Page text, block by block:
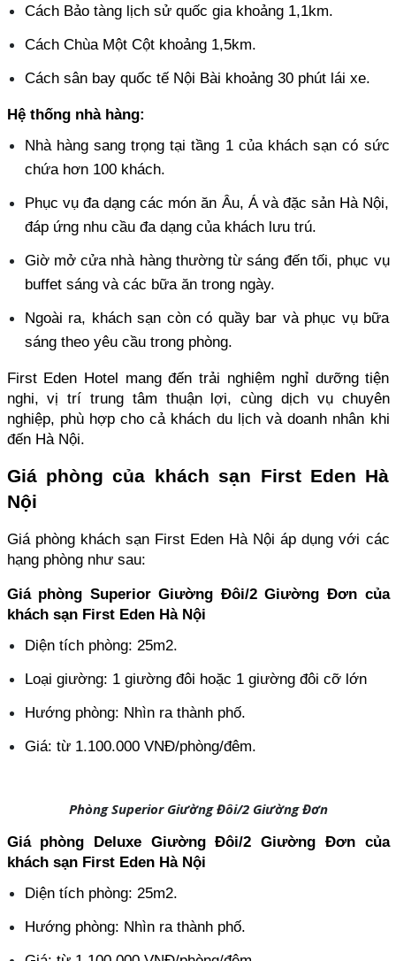
Cách Bảo tàng lịch sử quốc gia khoảng 1,1km.
Cách Chùa Một Cột khoảng 1,5km.
Cách sân bay quốc tế Nội Bài khoảng 30 phút lái xe.
Hệ thống nhà hàng:
Nhà hàng sang trọng tại tầng 1 của khách sạn có sức
chứa hơn 100 khách.
Phục vụ đa dạng các món ăn Âu, Á và đặc sản Hà Nội,
đáp ứng nhu cầu đa dạng của khách lưu trú.
Giờ mở cửa nhà hàng thường từ sáng đến tối, phục vụ
buffet sáng và các bữa ăn trong ngày.
Ngoài ra, khách sạn còn có quầy bar và phục vụ bữa
sáng theo yêu cầu trong phòng.
First Eden Hotel mang đến trải nghiệm nghỉ dưỡng tiện
nghi, vị trí trung tâm thuận lợi, cùng dịch vụ chuyên
nghiệp, phù hợp cho cả khách du lịch và doanh nhân khi
đến Hà Nội.
Giá phòng của khách sạn First Eden Hà
Nội
Giá phòng khách sạn First Eden Hà Nội áp dụng với các
hạng phòng như sau:
Giá phòng Superior Giường Đôi/2 Giường Đơn của
khách sạn First Eden Hà Nội
Diện tích phòng: 25m2.
Loại giường: 1 giường đôi hoặc 1 giường đôi cỡ lớn
Hướng phòng: Nhìn ra thành phố.
Giá: từ 1.100.000 VNĐ/phòng/đêm.
Phòng Superior Giường Đôi/2 Giường Đơn
Giá phòng Deluxe Giường Đôi/2 Giường Đơn của
khách sạn First Eden Hà Nội
Diện tích phòng: 25m2.
Hướng phòng: Nhìn ra thành phố.